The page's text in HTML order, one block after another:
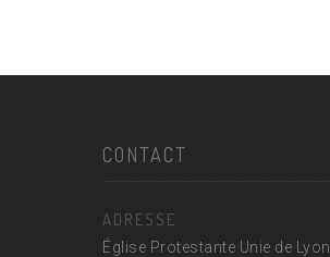
CONTACT
ADRESSE
Église Protestante Unie de Lyon